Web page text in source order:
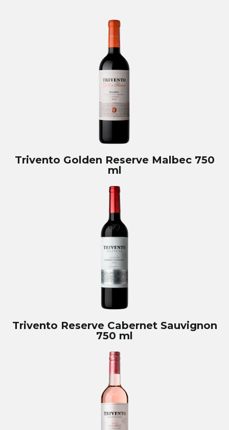
Trivento Golden Reserve Malbec 750
ml
Trivento Reserve Cabernet Sauvignon
750 ml